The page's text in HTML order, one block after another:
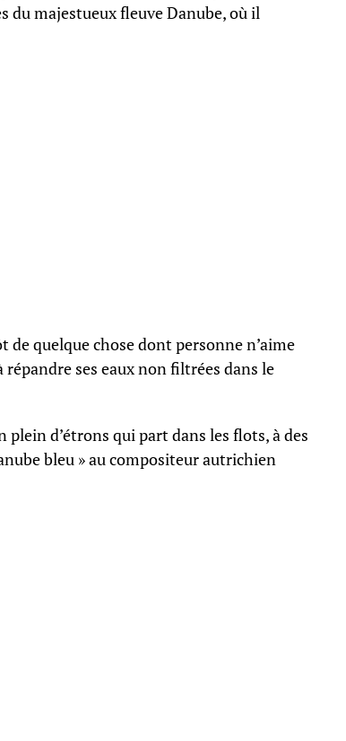
du majestueux fleuve Danube, où il
de quelque chose dont personne n’aime
ses eaux non filtrées dans le
plein d’étrons qui part dans les flots, à des
bleu » au compositeur autrichien